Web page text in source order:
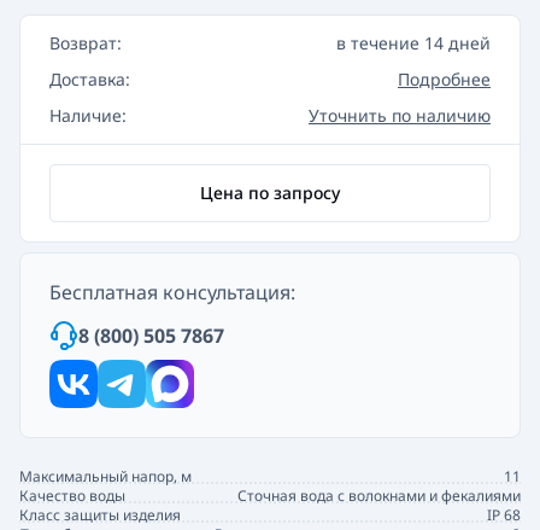
Максимальный напор, м
11
Качество воды
Сточная вода с волокнами и фекалиями
Класс защиты изделия
IP 68
Возврат:
в течение 14 дней
Доставка:
Подробнее
Наличие:
Уточнить по наличию
Цена по запросу
Бесплатная консультация:
8 (800) 505 7867